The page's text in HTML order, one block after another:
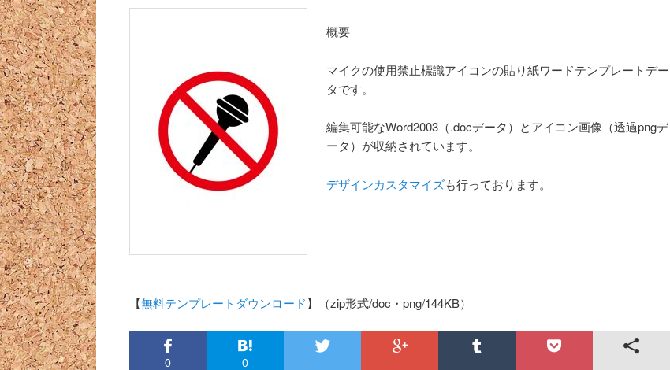
概要
マイクの使用禁止標識アイコンの貼り紙ワードテンプレートデー
タです。
編集可能なWord2003（.docデータ）とアイコン画像（透過pngデ
ータ）が収納されています。
デザインカスタマイズも行っております。
【無料テンプレートダウンロード】（zip形式/doc・png/144KB）
0 0